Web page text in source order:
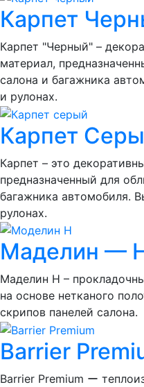
Карпет
Карпет "Черный" –
материал,
салона и багажника
и рулонах.
Карпет
Карпет – это
предназначенный для
багажника автомобиля.
рулонах.
Маделин —
Маделин Н –
на основе нетканого
скрипов панелей салона.
Barrier
Barrier Premium ー